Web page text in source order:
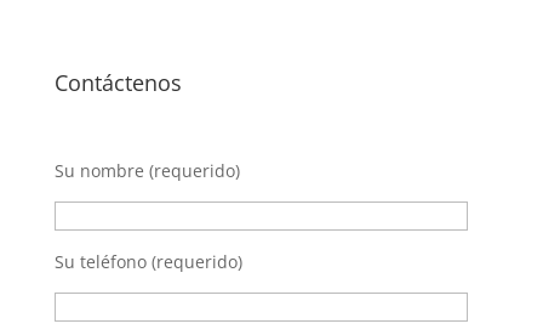
Contáctenos
Su nombre (requerido)
Su teléfono (requerido)